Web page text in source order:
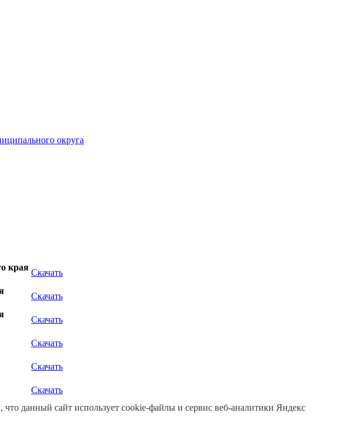
округа
края
Скачать
Скачать
Скачать
Скачать
Скачать
Скачать
что данный сайт использует cookie-файлы и сервис веб-аналитики Яндекс